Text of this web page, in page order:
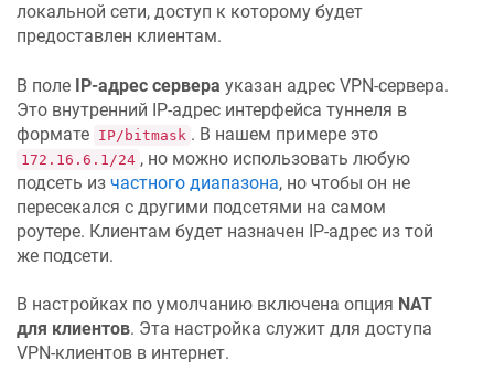
локальной сети, доступ к которому будет
предоставлен клиентам.
В поле IP-адрес сервера указан адрес VPN-сервера.
Это внутренний IP-адрес интерфейса туннеля в
формате IP/bitmask . В нашем примере это
172.16.6.1/24 , но можно использовать любую
подсеть из частного диапазона, но чтобы он не
пересекался с другими подсетями на самом
роутере. Клиентам будет назначен IP-адрес из той
же подсети.
В настройках по умолчанию включена опция NAT
для клиентов. Эта настройка служит для доступа
VPN-клиентов в интернет.